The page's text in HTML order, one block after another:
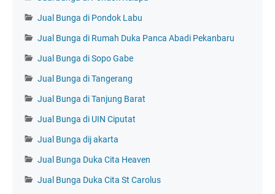
Jual Bunga di Pondok Labu
Jual Bunga di Rumah Duka Panca Abadi Pekanbaru
Jual Bunga di Sopo Gabe
Jual Bunga di Tangerang
Jual Bunga di Tanjung Barat
Jual Bunga di UIN Ciputat
Jual Bunga dij akarta
Jual Bunga Duka Cita Heaven
Jual Bunga Duka Cita St Carolus